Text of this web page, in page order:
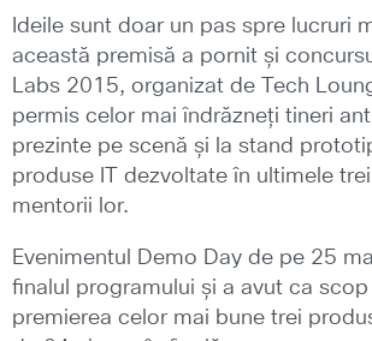
Ideile sunt doar un pas spre lucruri
această premisă a pornit și
Labs 2015, organizat de Tech
permis celor mai îndrăzneți tineri
prezinte pe scenă și la stand
produse IT dezvoltate în ultimele
mentorii lor.
Evenimentul Demo Day de pe 25
finalul programului și a avut ca
premierea celor mai bune trei